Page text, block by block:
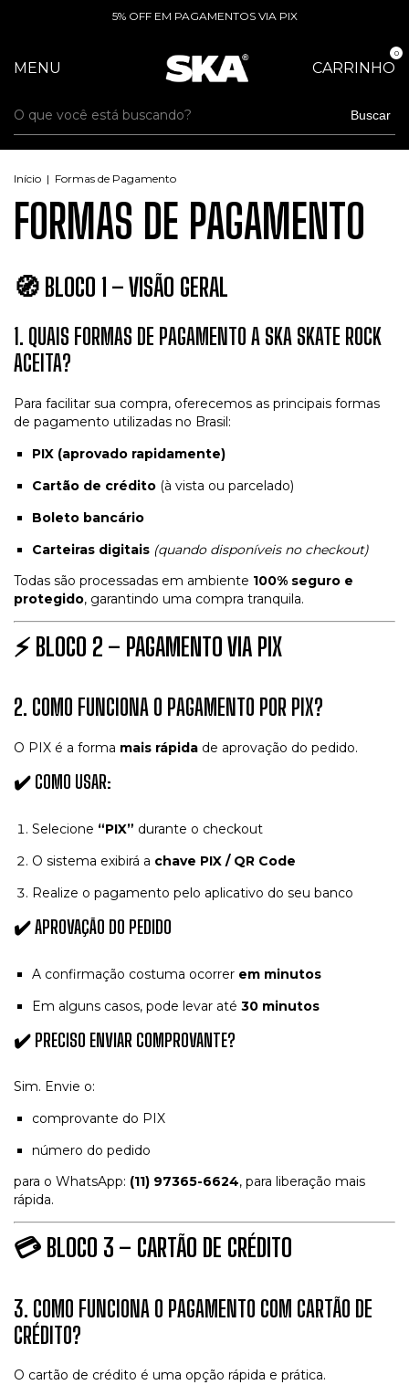
5% OFF EM PAGAMENTOS VIA PIX
MENU CARRINHO
0
Buscar
Início | Formas de Pagamento
FORMAS DE PAGAMENTO
🧭 BLOCO 1 – VISÃO GERAL
1. QUAIS FORMAS DE PAGAMENTO A SKA SKATE ROCK
ACEITA?
Para facilitar sua compra, oferecemos as principais formas
de pagamento utilizadas no Brasil:
PIX (aprovado rapidamente)
Cartão de crédito (à vista ou parcelado)
Boleto bancário
Carteiras digitais (quando disponíveis no checkout)
Todas são processadas em ambiente 100% seguro e
protegido, garantindo uma compra tranquila.
⚡ BLOCO 2 – PAGAMENTO VIA PIX
2. COMO FUNCIONA O PAGAMENTO POR PIX?
O PIX é a forma mais rápida de aprovação do pedido.
✔️ COMO USAR:
Selecione “PIX” durante o checkout
O sistema exibirá a chave PIX / QR Code
Realize o pagamento pelo aplicativo do seu banco
✔️ APROVAÇÃO DO PEDIDO
A confirmação costuma ocorrer em minutos
Em alguns casos, pode levar até 30 minutos
✔️ PRECISO ENVIAR COMPROVANTE?
Sim. Envie o:
comprovante do PIX
número do pedido
para o WhatsApp: (11) 97365-6624, para liberação mais
rápida.
💳 BLOCO 3 – CARTÃO DE CRÉDITO
3. COMO FUNCIONA O PAGAMENTO COM CARTÃO DE
CRÉDITO?
O cartão de crédito é uma opção rápida e prática.